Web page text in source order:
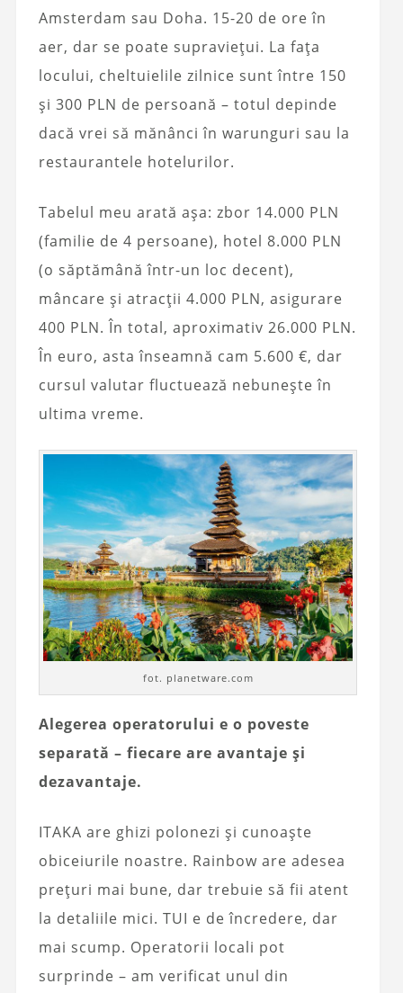
Amsterdam sau Doha. 15-20 de ore în
aer, dar se poate supraviețui. La fața
locului, cheltuielile zilnice sunt între 150
și 300 PLN de persoană – totul depinde
dacă vrei să mănânci în warunguri sau la
restaurantele hotelurilor.
Tabelul meu arată așa: zbor 14.000 PLN
(familie de 4 persoane), hotel 8.000 PLN
(o săptămână într-un loc decent),
mâncare și atracții 4.000 PLN, asigurare
400 PLN. În total, aproximativ 26.000 PLN.
În euro, asta înseamnă cam 5.600 €, dar
cursul valutar fluctuează nebunește în
ultima vreme.
fot. planetware.com
Alegerea operatorului e o poveste
separată – fiecare are avantaje și
dezavantaje.
ITAKA are ghizi polonezi și cunoaște
obiceiurile noastre. Rainbow are adesea
prețuri mai bune, dar trebuie să fii atent
la detaliile mici. TUI e de încredere, dar
mai scump. Operatorii locali pot
surprinde – am verificat unul din